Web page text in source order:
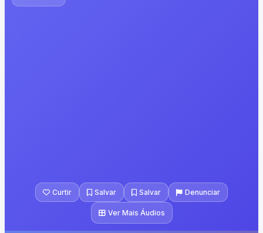
Curtir Salvar Salvar Denunciar
Ver Mais Áudios